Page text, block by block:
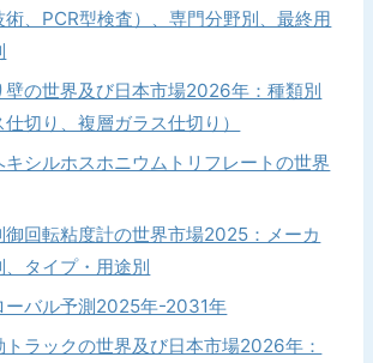
術、PCR型検査）、専門分野別、最終用
壁の世界及び日本市場2026年：種類別
仕切り、複層ガラス仕切り）
キシルホスホニウムトリフレートの世界
御回転粘度計の世界市場2025：メーカ
、タイプ・用途別
ーバル予測2025年-2031年
ラックの世界及び日本市場2026年：